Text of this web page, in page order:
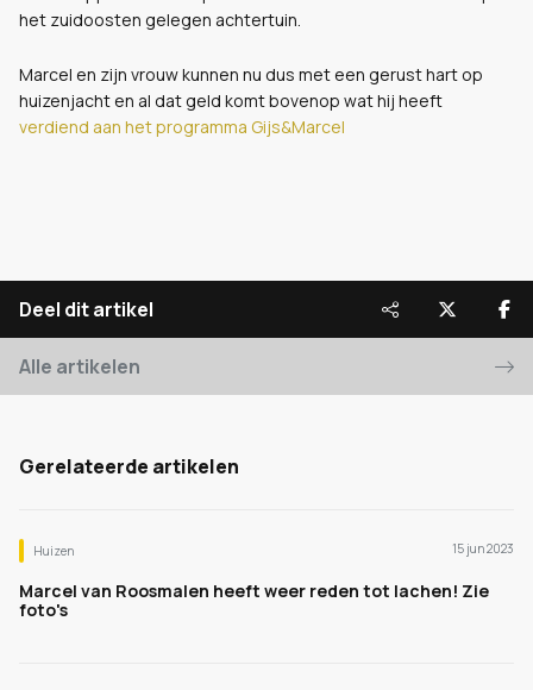
het zuidoosten gelegen achtertuin.
Marcel en zijn vrouw kunnen nu dus met een gerust hart op
huizenjacht en al dat geld komt bovenop wat hij heeft
verdiend aan het programma Gijs&Marcel
Deel dit artikel
Alle artikelen
Gerelateerde artikelen
Huizen 15 jun 2023
Marcel van Roosmalen heeft weer reden tot lachen! Zie
foto's